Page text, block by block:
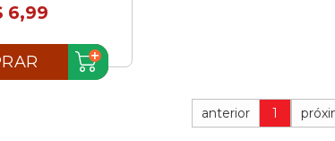
6,99
anterior 1